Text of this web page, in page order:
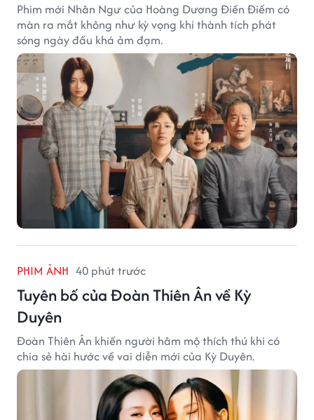
Phim mới Nhân Ngư của Hoàng Dương Điền Điềm có
màn ra mắt không như kỳ vọng khi thành tích phát
sóng ngày đầu khá ảm đạm.
PHIM ẢNH 40 phút trước
Tuyên bố của Đoàn Thiên Ân về Kỳ
Duyên
Đoàn Thiên Ân khiến người hâm mộ thích thú khi có
chia sẻ hài hước về vai diễn mới của Kỳ Duyên.